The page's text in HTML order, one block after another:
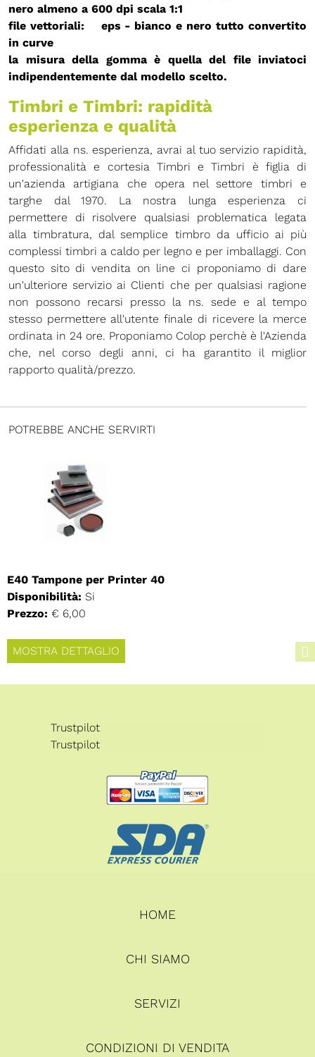
nero almeno a 600 dpi scala 1:1
file vettoriali: eps - bianco e nerotutto convertito
in curve
la misura della gomma è quella del file inviatoci
indipendentemente dal modello scelto.
Timbri e Timbri: rapidità
esperienza e qualità
Affidati alla ns. esperienza, avrai al tuo servizio rapidità,
professionalità e cortesia Timbri e Timbri è figlia di
un'azienda artigiana che opera nel settore timbri e
targhe dal 1970. La nostra lunga esperienza ci
permettere di risolvere qualsiasi problematica legata
alla timbratura, dal semplice timbro da ufficio ai più
complessi timbri a caldo per legno e per imballaggi. Con
questo sito di vendita on line ci proponiamo di dare
un'ulteriore servizio ai Clienti che per qualsiasi ragione
non possono recarsi presso la ns. sede e al tempo
stesso permettere all'utente finale di ricevere la merce
ordinata in 24 ore. Proponiamo Colop perchè è l'Azienda
che, nel corso degli anni, ci ha garantito il miglior
rapporto qualità/prezzo.
POTREBBE ANCHE SERVIRTI
E40 Tampone per Printer 40
Disponibilità: Si
Prezzo: € 6,00
MOSTRA DETTAGLIO
Trustpilot
Trustpilot
HOME
CHI SIAMO
SERVIZI
CONDIZIONI DI VENDITA